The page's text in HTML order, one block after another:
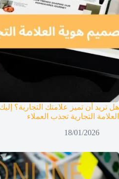
هل تريد أن تميز علامتك التجارية؟
العلامة التجارية تجذب العملاء
18/01/2026